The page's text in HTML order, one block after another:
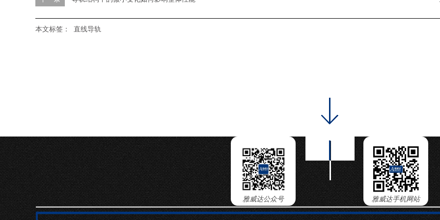
本文标签： 直线导轨
雅威达手机网站
雅威达公众号